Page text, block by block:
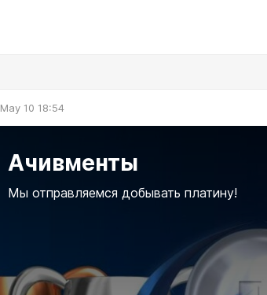
May 10 18:54
Ачивменты
Мы отправляемся добывать платину!